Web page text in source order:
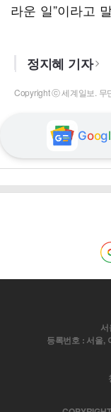
라운 일”이라고
정지혜 기자
Copyright ⓒ 세계일보. 무
Googl
등록번호 : 서울,